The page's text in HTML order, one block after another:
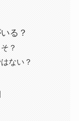
る？
？
ない？